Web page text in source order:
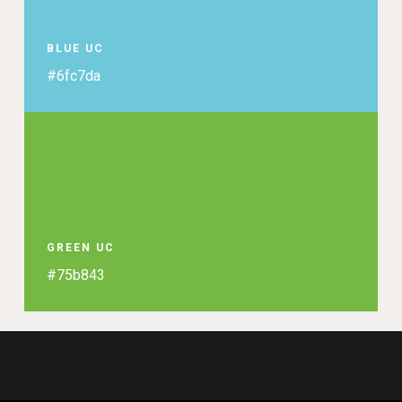
BLUE UC
#6fc7da
GREEN UC
#75b843